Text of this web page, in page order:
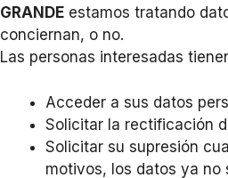
GRANDE estamos tratando
conciernan, o no.
Las personas interesadas
Acceder a sus datos
Solicitar la rectificación
Solicitar su supresión
motivos, los datos ya no